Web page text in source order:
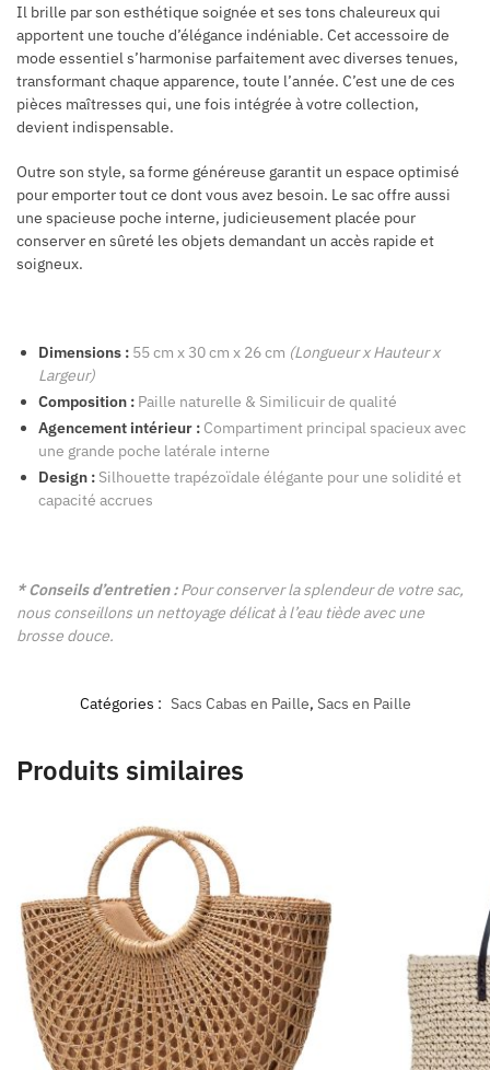
Il brille par son esthétique soignée et ses tons chaleureux qui
apportent une touche d’élégance indéniable. Cet accessoire de
mode essentiel s’harmonise parfaitement avec diverses tenues,
transformant chaque apparence, toute l’année. C’est une de ces
pièces maîtresses qui, une fois intégrée à votre collection,
devient indispensable.
Outre son style, sa forme généreuse garantit un espace optimisé
pour emporter tout ce dont vous avez besoin. Le sac offre aussi
une spacieuse poche interne, judicieusement placée pour
conserver en sûreté les objets demandant un accès rapide et
soigneux.
Dimensions : 55 cm x 30 cm x 26 cm (Longueur x Hauteur x
Largeur)
Composition : Paille naturelle & Similicuir de qualité
Agencement intérieur : Compartiment principal spacieux avec
une grande poche latérale interne
Design : Silhouette trapézoïdale élégante pour une solidité et
capacité accrues
* Conseils d’entretien :Pour conserver la splendeur de votre sac,
nous conseillons un nettoyage délicat à l’eau tiède avec une
brosse douce.
Catégories : Sacs Cabas en Paille, Sacs en Paille
Produits similaires